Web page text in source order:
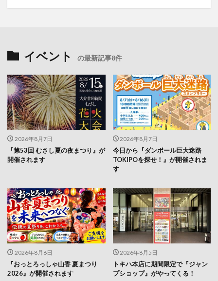
イベント の最新記事8件
2026年8月7日
『第53回 むさし夏の夜まつり』が
開催されます
2026年8月7日
今日から『ダンボール巨大迷路
TOKIPOを探せ！』が開催されま
す
2026年8月6日
『おっとろっしゃ山香 夏まつり
2026』が開催されます
2026年8月5日
トキハ本店に期間限定で『ジャン
プショップ』がやってくる！